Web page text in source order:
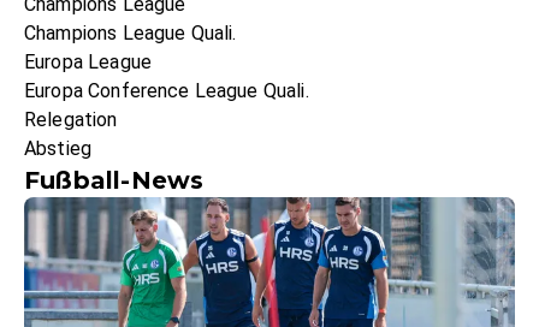
Champions League Quali.
Europa League
Europa Conference League Quali.
Relegation
Abstieg
Fußball-News